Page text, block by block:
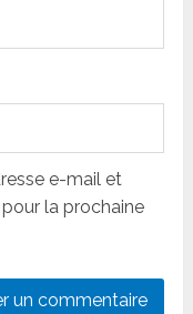
e-mail et
la prochaine